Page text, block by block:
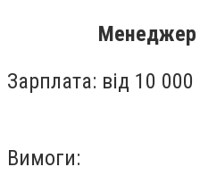
Менеджер
Зарплата: від 10
Вимоги: